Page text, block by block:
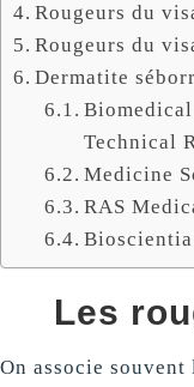
Rougeurs du
Rougeurs du
Dermatite
Technical
Medicine
RAS
Les
On associe